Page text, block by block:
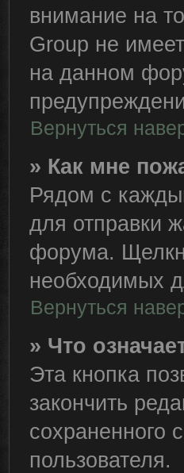
внимание на
Group не
на данном
Вернуться
» Как мне
Рядом с
для отправки
форума.
необходимых
Вернуться
» Что
Эта кнопка
закончить
сохраненного
пользователя.